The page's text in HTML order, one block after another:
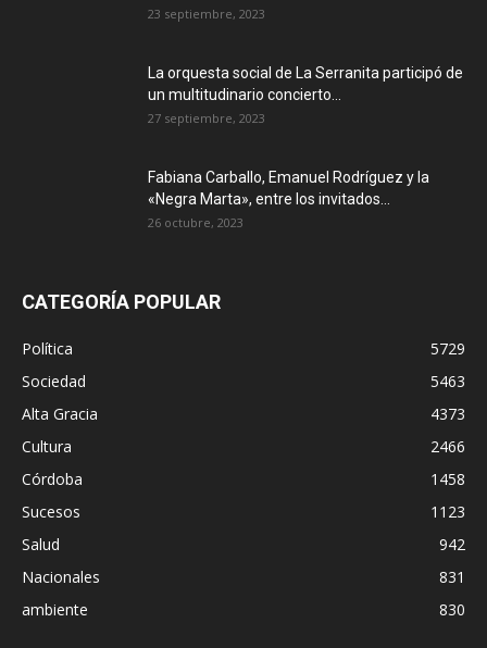
23 septiembre, 2023
La orquesta social de La Serranita participó de
un multitudinario concierto...
27 septiembre, 2023
Fabiana Carballo, Emanuel Rodríguez y la
«Negra Marta», entre los invitados...
26 octubre, 2023
CATEGORÍA POPULAR
Política
5729
Sociedad
5463
Alta Gracia
4373
Cultura
2466
Córdoba
1458
Sucesos
1123
Salud
942
Nacionales
831
ambiente
830